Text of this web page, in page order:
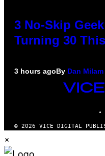
3 No-Skip
Turning 30
3 hours agoBy Dan Milam
VICE
MEDIA
© 2026 VICE DIGITAL
×